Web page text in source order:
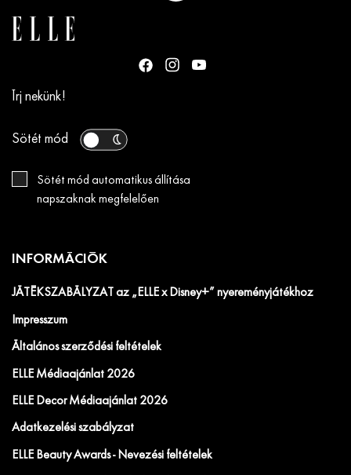
Írj nekünk!
Sötét mód
Sötét mód automatikus állítása
napszaknak megfelelően
INFORMÁCIÓK
JÁTÉKSZABÁLYZAT az „ELLE x Disney+” nyereményjátékhoz
Impresszum
Általános szerződési feltételek
ELLE Médiaajánlat 2026
ELLE Decor Médiaajánlat 2026
Adatkezelési szabályzat
ELLE Beauty Awards - Nevezési feltételek